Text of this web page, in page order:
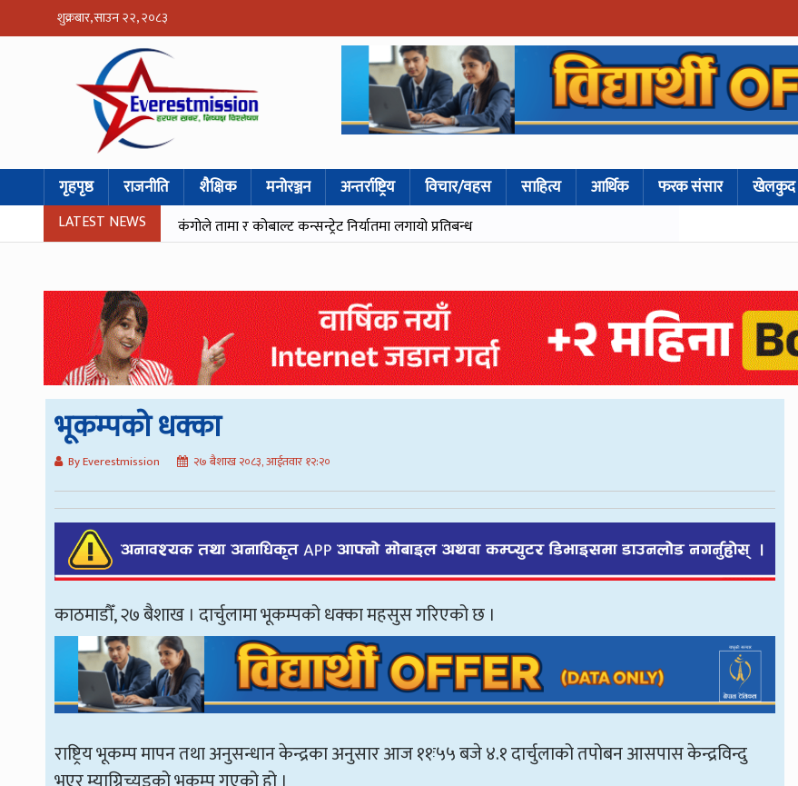
शुक्रबार, साउन २२, २०८३
गृहपृष्ठ राजनीति शैक्षिक मनोरञ्जन अन्तर्राष्ट्रिय विचार/वहस साहित्य आर्थिक फरक संसार खेलकुद
LATEST NEWS कंगोले तामा र कोबाल्ट कन्सन्ट्रेट निर्यातमा लगायो प्रतिबन्ध
भूकम्पको धक्का
By Everestmission २७ बैशाख २०८३, आईतवार १२:२०
काठमाडौँ, २७ बैशाख । दार्चुलामा भूकम्पको धक्का महसुस गरिएको छ ।
राष्ट्रिय भूकम्प मापन तथा अनुसन्धान केन्द्रका अनुसार आज ११ः५५ बजे ४.१ दार्चुलाको तपोबन आसपास केन्द्रविन्दु